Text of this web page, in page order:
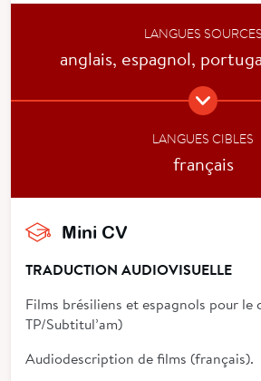
LANGUES SOURCES
anglais, espagnol,
LANGUES CIBLES
français
Mini CV
TRADUCTION AUDIOVISUELLE
Films brésiliens et espagnols pour le
TP/Subtitul’am)
Audiodescription de films (français).